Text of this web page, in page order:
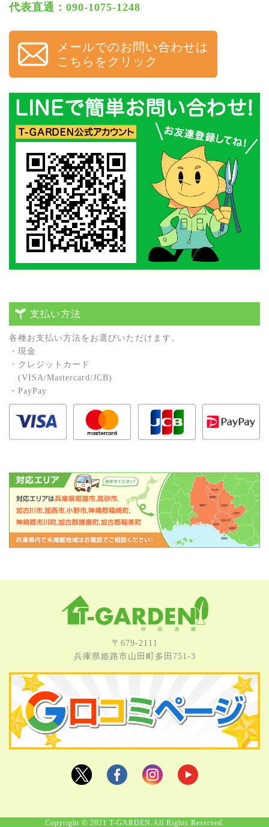
代表直通：090-1075-1248
メールでのお問い合わせは
こちらをクリック
支払い方法
各種お⽀払い⽅法をお選びいただけます。
・現⾦
・クレジットカード
(VISA/Mastercard/JCB)
・PayPay
〒679-2111
兵庫県姫路市⼭⽥町多⽥751-3
Copyright © 2021 T-GARDEN.All Rights Reserved.